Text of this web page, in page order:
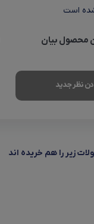
است
محصول بیان
نظر جدید
زیر را هم خریده اند